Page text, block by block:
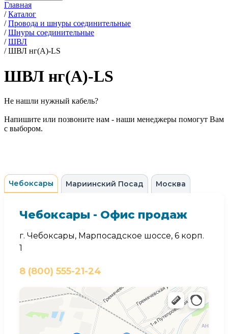
Главная
/Каталог
/Провода и шнуры соединительные
/Шнуры соединительные
/ШВЛ
/ШВЛ нг(А)-LS
ШВЛ нг(А)-LS
Не нашли нужный кабель?
Напишите или позвоните нам - наши менеджеры помогут Вам
с выбором.
Чебоксары Мариинский Посад Москва
Чебоксары - Офис продаж
г. Чебоксары, Марпосадское шоссе, 6 корп.
1
8 (800) 555-21-24